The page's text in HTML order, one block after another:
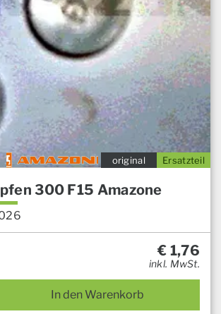
Ersatzteil
original
300 F15 Amazone
€ 1,76
inkl. MwSt.
In den Warenkorb